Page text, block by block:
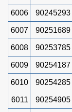
6006 90245293
6007 90251689
6008 90253785
6009 90254187
6010 90254285
6011 90254905